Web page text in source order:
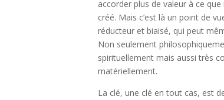
accorder plus de valeur à ce
créé. Mais c’est là un point de
réducteur et biaisé, qui peut
Non seulement
spirituellement mais aussi très
matériellement.
La clé, une clé en tout cas, est